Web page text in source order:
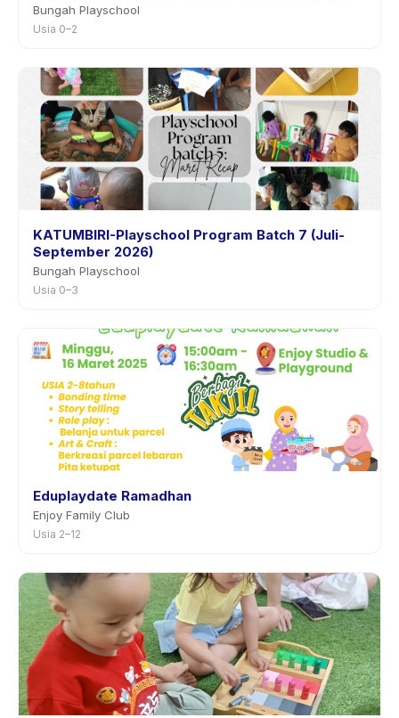
Bungah Playschool
Usia 0–2
KATUMBIRI-Playschool Program Batch 7 (Juli-
September 2026)
Bungah Playschool
Usia 0–3
Eduplaydate Ramadhan
Enjoy Family Club
Usia 2–12